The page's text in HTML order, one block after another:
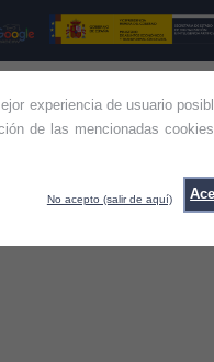
experiencia de usuario
de las mencionadas
No acepto (salir de aquí)
OTROS SERVICIOS